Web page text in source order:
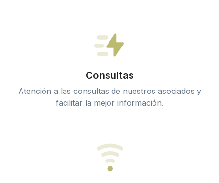
Consultas
Atención a las consultas de nuestros asociados y
facilitar la mejor información.